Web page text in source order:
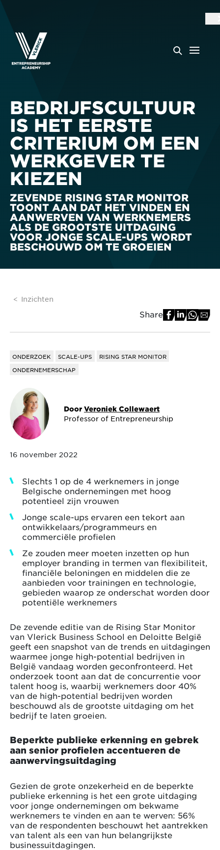
BEDRIJFSCULTUUR
IS HET EERSTE
CRITERIUM OM EEN
WERKGEVER TE
KIEZEN
ZEVENDE RISING STAR MONITOR
TOONT AAN DAT HET VINDEN EN
AANWERVEN VAN WERKNEMERS
ALS DE GROOTSTE UITDAGING
VOOR JONGE SCALE-UPS WORDT
BESCHOUWD OM TE GROEIEN
Inzichten
Share
ONDERZOEK SCALE-UPS
RISING STAR MONITOR
ONDERNEMERSCHAP
Door Veroniek Collewaert
Professor of Entrepreneurship
16 november 2022
Slechts 1 op de 4 werknemers in jonge
Belgische ondernemingen met hoog
potentieel zijn vrouwen
Jonge scale-ups ervaren een tekort aan
ontwikkelaars/programmeurs en
commerciële profielen
Ze zouden meer moeten inzetten op hun
employer branding in termen van flexibiliteit,
financiële beloningen en middelen die ze
aanbieden voor trainingen en technologie,
gebieden waarop ze onderschat worden door
potentiële werknemers
De zevende editie van de Rising Star Monitor
van Vlerick Business School en Deloitte België
geeft een snapshot van de trends en uitdagingen
waarmee jonge high-potential bedrijven in
België vandaag worden geconfronteerd. Het
onderzoek toont aan dat de concurrentie voor
talent hoog is, waarbij werknemers door 40%
van de high-potential bedrijven worden
beschouwd als de grootste uitdaging om het
bedrijf te laten groeien.
Beperkte publieke erkenning en gebrek
aan senior profielen accentueren de
aanwervingsuitdaging
Gezien de grote onzekerheid en de beperkte
publieke erkenning is het een grote uitdaging
voor jonge ondernemingen om bekwame
werknemers te vinden en aan te werven: 56%
van de respondenten beschouwt het aantrekken
van talent als een van hun belangrijkste
businessuitdagingen.